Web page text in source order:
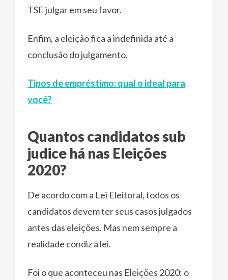
TSE julgar em seu favor.
Enfim, a eleição fica a indefinida até a
conclusão do julgamento.
Tipos de empréstimo: qual o ideal para
você?
Quantos candidatos sub
judice há nas Eleições
2020?
De acordo com a Lei Eleitoral, todos os
candidatos devem ter seus casos julgados
antes das eleições. Mas nem sempre a
realidade condiz à lei.
Foi o que aconteceu nas Eleições 2020: o